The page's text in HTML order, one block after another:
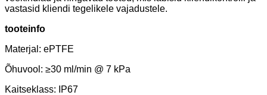
vastasid kliendi tegelikele vajadustele.
tooteinfo
Materjal: ePTFE
Õhuvool: ≥30 ml/min @ 7 kPa
Kaitseklass: IP67